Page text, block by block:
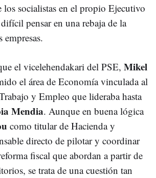
los socialistas en el propio Ejecutivo
pensar en una rebaja de la
empresas.
el vicelehendakari del PSE, Mikel
el área de Economía vinculada al
y Empleo que lideraba hasta
Mendia. Aunque en buena lógica
como titular de Hacienda y
directo de pilotar y coordinar
fiscal que abordan a partir de
se trata de una cuestión tan